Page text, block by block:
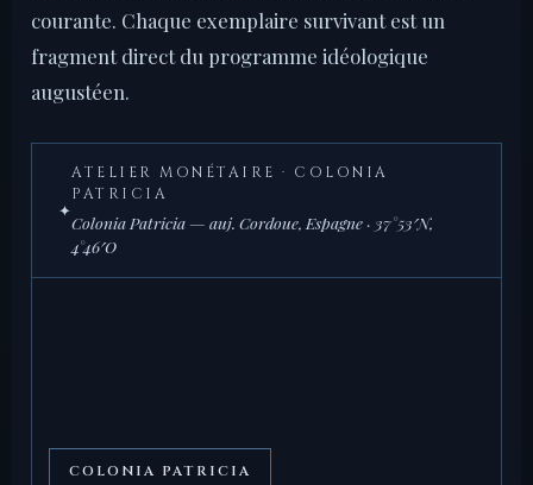
courante. Chaque exemplaire survivant est un
fragment direct du programme idéologique
augustéen.
✦
ATELIER MONÉTAIRE · COLONIA
PATRICIA
Colonia Patricia — auj. Cordoue, Espagne · 37°53′N,
4°46′O
COLONIA PATRICIA